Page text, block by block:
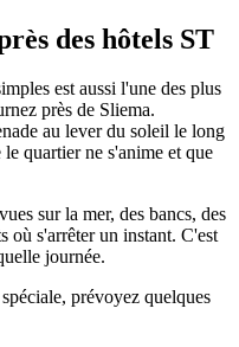
des hôtels ST
est aussi l'une des plus
près de Sliema.
au lever du soleil le long
quartier ne s'anime et que
sur la mer, des bancs, des
où s'arrêter un instant. C'est
journée.
prévoyez quelques